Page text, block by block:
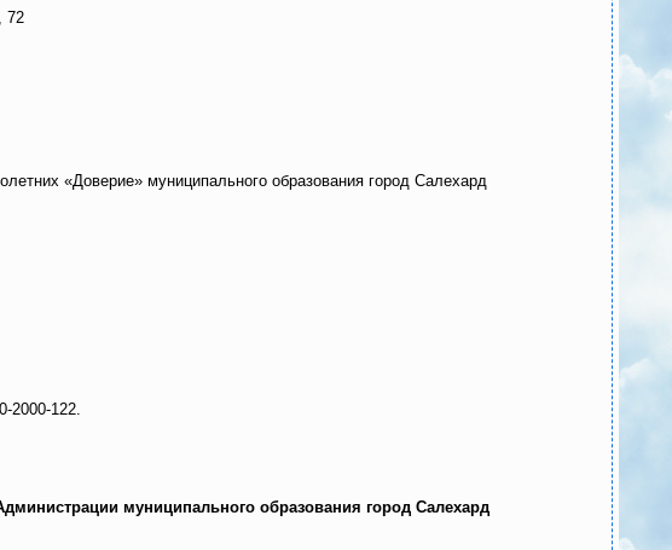
72
«Доверие» муниципального образования город Салехард
2000-122.
муниципального образования город Салехард